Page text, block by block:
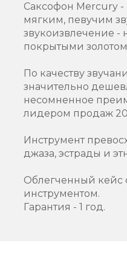
Саксофон Mercury -
мягким, певучим
звукоизвлечение -
покрытыми
По качеству
значительно
несомненное
лидером продаж
Инструмент
джаза, эстрады и
Облегченный кейс
инструментом.
Гарантия - 1 год.